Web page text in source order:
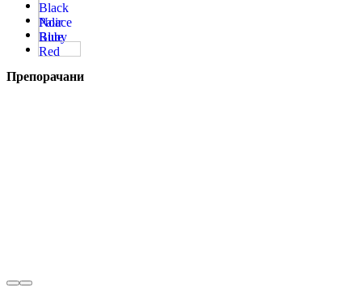
Black
Noir
Palace
Blue
Ruby
Red
Tortoise
Препорачани